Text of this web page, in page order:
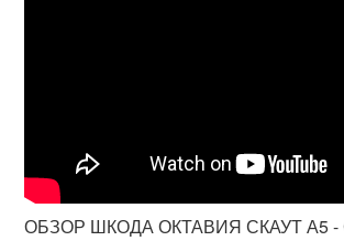
ОБЗОР ШКОДА ОКТАВИЯ СКАУТ А5